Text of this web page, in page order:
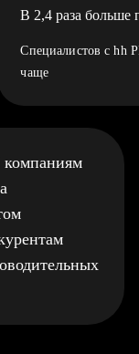
В 2,4 раза больше
Специалистов с hh
чаще